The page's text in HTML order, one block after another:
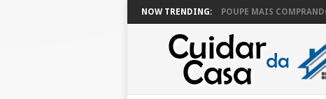
NOW TRENDING: POUPE MAIS